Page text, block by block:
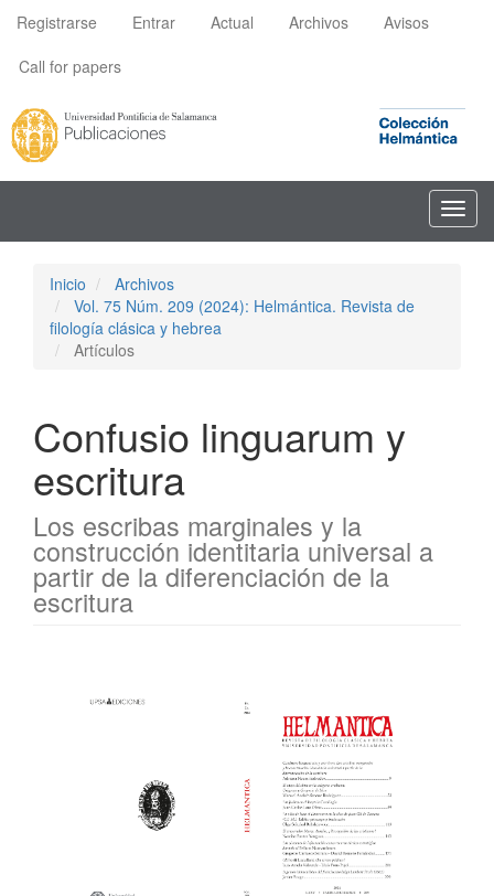
principal
principal
lateral
Registrarse Entrar Actual Archivos
Avisos
Call for papers
Inicio
Archivos
Vol. 75 Núm. 209 (2024): Helmántica. Revista de
filología clásica y hebrea
Artículos
Confusio linguarum y
escritura
Los escribas marginales y la
construcción identitaria universal a
partir de la diferenciación de la
escritura
lateral